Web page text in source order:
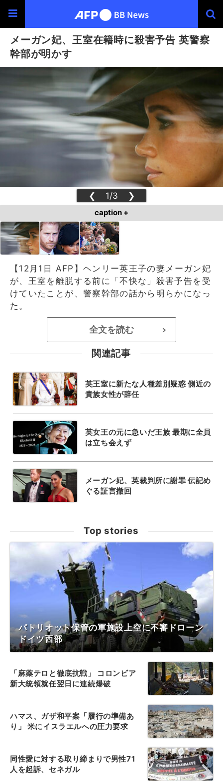
メーガン妃、王室在籍時に殺害予告 英警察
幹部が明かす
❮ 1/3 ❯
caption +
【12月1日 AFP】ヘンリー英王子の妻メーガン妃
が、王室を離脱する前に「不快な」殺害予告を受
けていたことが、警察幹部の話から明らかになっ
た。
全文を読む >
関連記事
英王室に新たな人種差別疑惑 側近の
貴族女性が辞任
英女王の元に急いだ王族 最期に全員
は立ち会えず
メーガン妃、英裁判所に謝罪 伝記め
ぐる証言撤回
Top stories
パトリオット保管の軍施設上空に不審ドローン
ドイツ西部
「麻薬テロと徹底抗戦」 コロンビア
新大統領就任翌日に連続爆破
ハマス、ガザ和平案「履行の準備あ
り」 米にイスラエルへの圧力要求
同性愛に対する取り締まりで男性71
人を起訴、セネガル